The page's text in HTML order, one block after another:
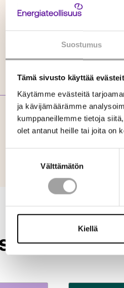
Suostumus
Tämä sivusto käyttää
Käytämme evästeitä
ja kävijämäärämme
kumppaneillemme tietoja
olet antanut heille tai joita on
Välttämätön
Kiellä
ja